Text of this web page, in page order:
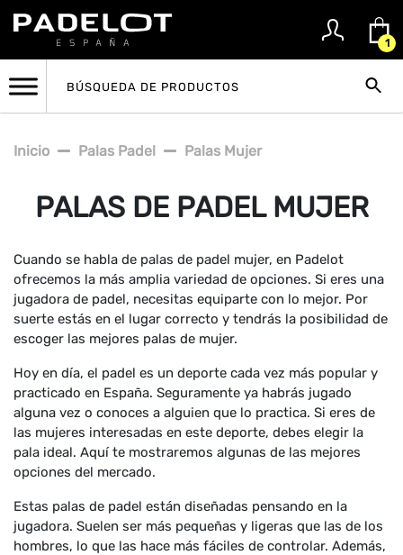
1
Inicio Palas Padel Palas Mujer
PALAS DE PADEL MUJER
Cuando se habla de palas de padel mujer, en Padelot
ofrecemos la más amplia variedad de opciones. Si eres una
jugadora de padel, necesitas equiparte con lo mejor. Por
suerte estás en el lugar correcto y tendrás la posibilidad de
escoger las mejores palas de mujer.
Hoy en día, el padel es un deporte cada vez más popular y
practicado en España. Seguramente ya habrás jugado
alguna vez o conoces a alguien que lo practica. Si eres de
las mujeres interesadas en este deporte, debes elegir la
pala ideal. Aquí te mostraremos algunas de las mejores
opciones del mercado.
Estas palas de padel están diseñadas pensando en la
jugadora. Suelen ser más pequeñas y ligeras que las de los
hombres, lo que las hace más fáciles de controlar. Además,